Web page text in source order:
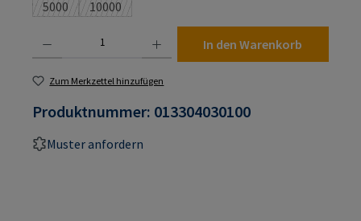
5000(Diese Option ist zurzeit nicht verfügbar.)
10000(Diese Option ist zurzeit nicht verfügbar.)
In den Warenkorb
Zum Merkzettel hinzufügen
Produktnummer: 013304030100
Muster anfordern